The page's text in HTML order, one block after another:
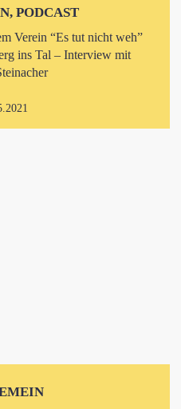
PODCAST
Verein “Es tut nicht weh”
ins Tal – Interview mit